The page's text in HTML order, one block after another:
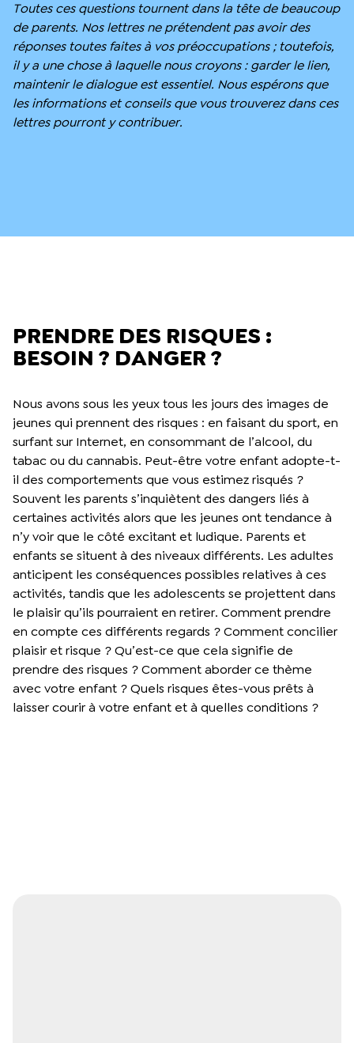
Toutes ces questions tournent dans la tête de beaucoup
de parents. Nos lettres ne prétendent pas avoir des
réponses toutes faites à vos préoccupations ; toutefois,
il y a une chose à laquelle nous croyons : garder le lien,
maintenir le dialogue est essentiel. Nous espérons que
les informations et conseils que vous trouverez dans ces
lettres pourront y contribuer.
PRENDRE DES RISQUES :
BESOIN ? DANGER ?
Nous avons sous les yeux tous les jours des images de
jeunes qui prennent des risques : en faisant du sport, en
surfant sur Internet, en consommant de l’alcool, du
tabac ou du cannabis. Peut-être votre enfant adopte-t-
il des comportements que vous estimez risqués ?
Souvent les parents s’inquiètent des dangers liés à
certaines activités alors que les jeunes ont tendance à
n’y voir que le côté excitant et ludique. Parents et
enfants se situent à des niveaux différents. Les adultes
anticipent les conséquences possibles relatives à ces
activités, tandis que les adolescents se projettent dans
le plaisir qu’ils pourraient en retirer. Comment prendre
en compte ces différents regards ? Comment concilier
plaisir et risque ? Qu’est-ce que cela signifie de
prendre des risques ? Comment aborder ce thème
avec votre enfant ? Quels risques êtes-vous prêts à
laisser courir à votre enfant et à quelles conditions ?